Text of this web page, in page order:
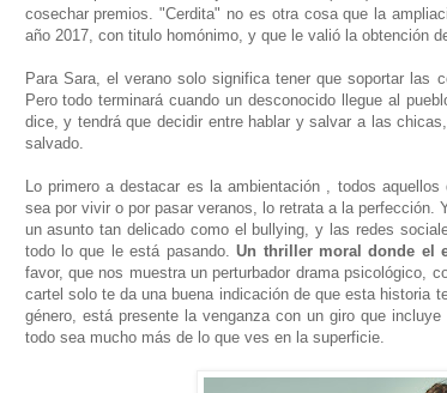
cosechar premios. "Cerdita" no es otra cosa que la
año 2017, con titulo homónimo, y que le valió la obtención
Para Sara, el verano solo significa tener que soportar las
Pero todo terminará cuando un desconocido llegue al
dice, y tendrá que decidir entre hablar y salvar a las
salvado.
Lo primero a destacar es la ambientación , todos
sea por vivir o por pasar veranos, lo retrata a la perfección.
un asunto tan delicado como el bullying, y las redes
todo lo que le está pasando.Un thriller moral donde el
favor, que nos muestra un perturbador drama psicológico,
cartel solo te da una buena indicación de que esta historia
género, está presente la venganza con un giro que
todo sea mucho más de lo que ves en la superficie.